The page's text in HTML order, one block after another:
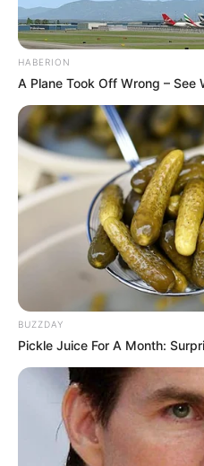
HABERION
A Plane Took Off Wrong – See
BUZZDAY
Pickle Juice For A Month: